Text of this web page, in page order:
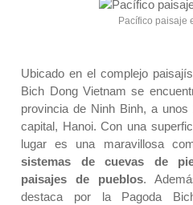
Pacífico paisaje
Ubicado en el complejo
Bich Dong Vietnam se
provincia de Ninh Binh, a
capital, Hanoi. Con una
lugar es una maravillosa
sistemas de cuevas de
paisajes de pueblos.
destaca por la Pagoda